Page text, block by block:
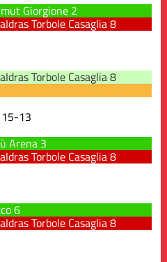
Giorgione 2
Idras Torbole Casaglia8
Idras Torbole Casaglia8
15-13
Arena 3
Idras Torbole Casaglia8
6
Idras Torbole Casaglia8